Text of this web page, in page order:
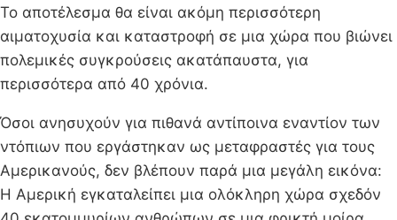
Το αποτέλεσμα θα είναι ακόμη περισσότερη
αιματοχυσία και καταστροφή σε μια χώρα που βιώνει
πολεμικές συγκρούσεις ακατάπαυστα, για
περισσότερα από 40 χρόνια.
Όσοι ανησυχούν για πιθανά αντίποινα εναντίον των
ντόπιων που εργάστηκαν ως μεταφραστές για τους
Αμερικανούς, δεν βλέπουν παρά μια μεγάλη εικόνα:
Η Αμερική εγκαταλείπει μια ολόκληρη χώρα σχεδόν